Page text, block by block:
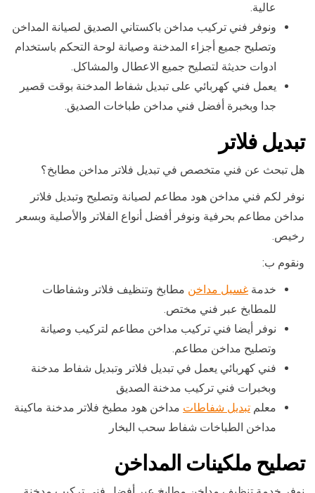
عالية.
ونوفر فني تركيب مداخن باكستاني الصديق لصيانة المداخن
وتصليح جميع أجزاء المدخنة وصيانة لوحة التحكم باستخدام
ادوات حديثة لتصليح جميع الاعطال والمشاكل.
يعمل فني كهربائي على تبديل شفاط المدخنة بوقت قصير
جدا وبخبرة أفضل فني مداخن طباخات الصديق.
تبديل فلاتر
هل تبحث عن فني متخصص في تبديل فلاتر مداخن مطابخ؟
نوفر لكم فني مداخن هود مطاعم لصيانة وتصليح وتبديل فلاتر
مداخن مطاعم بحرفية ونوفر أفضل أنواع الفلاتر والأصلية وبسعر
رخيص.
ونقوم ب:
خدمة غسيل مداخن مطابخ وتنظيف فلاتر وشفاطات
للمطابخ عبر فني مختص.
نوفر أيضا فني تركيب مداخن مطاعم لتركيب وصيانة
وتصليح مداخن مطاعم.
فني كهربائي يعمل في تبديل فلاتر وتبديل شفاط مدخنة
وبخبرات فني تركيب مدخنة الصديق
معلم تبديل شفاطات مداخن هود مطبخ فلاتر مدخنة ماكينة
مداخن الطباخات شفاط سحب البخار
تصليح ملكينات المداخن